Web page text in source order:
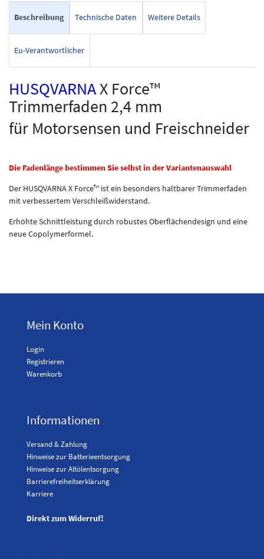
Beschreibung Technische Daten Weitere Details
Eu-Verantwortlicher
HUSQVARNAX Force™
Trimmerfaden 2,4 mm
für Motorsensen und Freischneider
Die Fadenlänge bestimmen Sie selbst in der Variantenauswahl
Der HUSQVARNA X Force™ ist ein besonders haltbarer Trimmerfaden
mit verbessertem Verschleißwiderstand.
Erhöhte Schnittleistung durch robustes Oberflächendesign und eine
neue Copolymerformel.
Mein Konto
Login
Registrieren
Warenkorb
Informationen
Versand & Zahlung
Hinweise zur Batterieentsorgung
Hinweise zur Altölentsorgung
Barrierefreiheitserklärung
Karriere
Direkt zum Widerruf!